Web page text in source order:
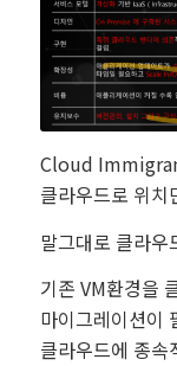
Cloud
클라우드로 위치
말그대로 클라우
기존 VM환경을
마이그레이션이
클라우드에 종속